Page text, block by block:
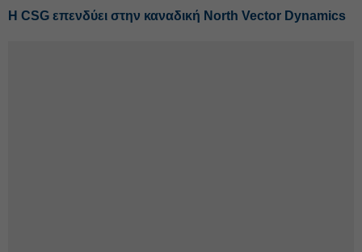
Η CSG επενδύει στην καναδική North Vector Dynamics